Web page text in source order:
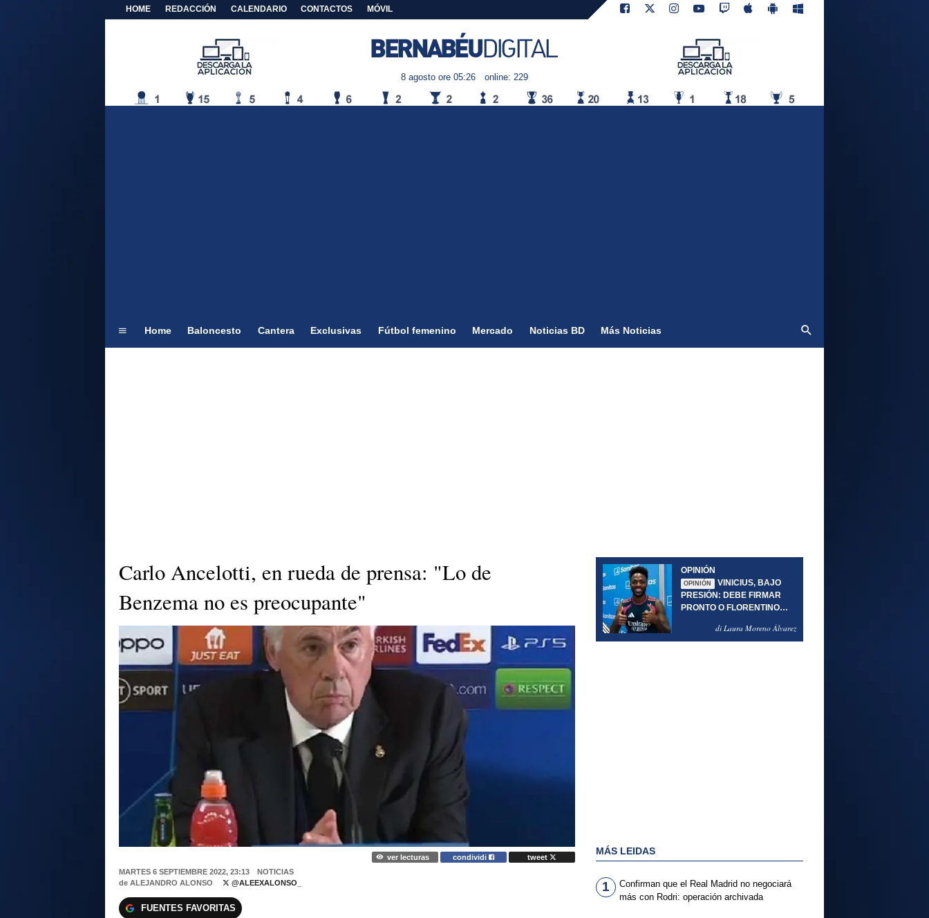
HOME REDACCIÓN CALENDARIO CONTACTOS MÓVIL
8 agosto ore 05:26 online: 229
Home Baloncesto Cantera Exclusivas Fútbol femenino Mercado Noticias BD Más Noticias
Carlo Ancelotti, en rueda de prensa: "Lo de
Benzema no es preocupante"
ver lecturas condividi
tweet
MARTES 6 SEPTIEMBRE 2022, 23:13
NOTICIAS
de ALEJANDRO ALONSO @ALEEXALONSO_
FUENTES FAVORITAS
OPINIÓN
OPINIÓN
VINICIUS, BAJO
PRESIÓN: DEBE FIRMAR
PRONTO O FLORENTINO
di Laura Moreno Álvarez
MÁS LEIDAS
1
Confirman que el Real Madrid no negociará
más con Rodri: operación archivada